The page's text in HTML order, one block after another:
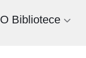
O Bibliotece